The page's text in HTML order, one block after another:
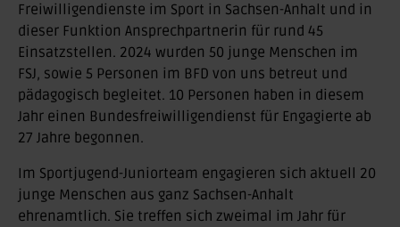
Freiwilligendienste im Sport in Sachsen-Anhalt und in
dieser Funktion Ansprechpartnerin für rund 45
Einsatzstellen. 2024 wurden 50 junge Menschen im
FSJ, sowie 5 Personen im BFD von uns betreut und
pädagogisch begleitet. 10 Personen haben in diesem
Jahr einen Bundesfreiwilligendienst für Engagierte ab
27 Jahre begonnen.
Im Sportjugend-Juniorteam engagieren sich aktuell 20
junge Menschen aus ganz Sachsen-Anhalt
ehrenamtlich. Sie treffen sich zweimal im Jahr für